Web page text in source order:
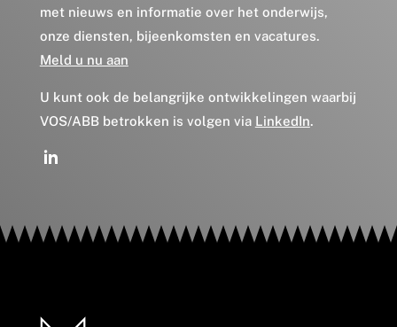
met nieuws en informatie over het onderwijs,
onze diensten, bijeenkomsten en vacatures.
Meld u nu aan
U kunt ook de belangrijke ontwikkelingen waarbij
VOS/ABB betrokken is volgen via LinkedIn.